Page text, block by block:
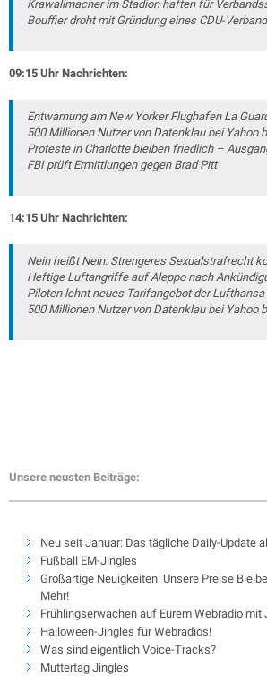
Krawallmacher im Stadion haften für
Bouffier droht mit Gründung eines CDU-
09:15 Uhr Nachrichten:
Entwarnung am New Yorker Flughafen La
500 Millionen Nutzer von Datenklau bei Yahoo
Proteste in Charlotte bleiben friedlich –
FBI prüft Ermittlungen gegen Brad Pitt
14:15 Uhr Nachrichten:
Nein heißt Nein: Strengeres Sexualstrafrecht
Heftige Luftangriffe auf Aleppo nach
Piloten lehnt neues Tarifangebot der Lufthansa
500 Millionen Nutzer von Datenklau bei Yahoo
Unsere neusten Beiträge:
Neu seit Januar: Das tägliche Daily-Update
Fußball EM-Jingles
Großartige Neuigkeiten: Unsere Preise
Mehr!
Frühlingserwachen auf Eurem Webradio mit
Halloween-Jingles für Webradios!
Was sind eigentlich Voice-Tracks?
Muttertag Jingles